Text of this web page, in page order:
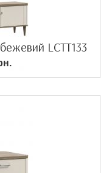
LCTT133